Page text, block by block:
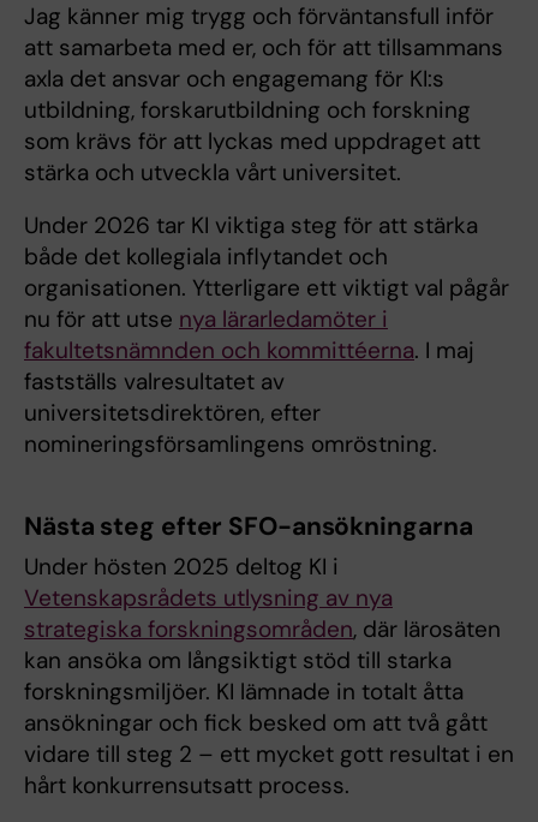
Jag känner mig trygg och förväntansfull inför
att samarbeta med er, och för att tillsammans
axla det ansvar och engagemang för KI:s
utbildning, forskarutbildning och forskning
som krävs för att lyckas med uppdraget att
stärka och utveckla vårt universitet.
Under 2026 tar KI viktiga steg för att stärka
både det kollegiala inflytandet och
organisationen. Ytterligare ett viktigt val pågår
nu för att utse nya lärarledamöter i
fakultetsnämnden och kommittéerna. I maj
fastställs valresultatet av
universitetsdirektören, efter
nomineringsförsamlingens omröstning.
Nästa steg efter SFO-ansökningarna
Under hösten 2025 deltog KI i
Vetenskapsrådets utlysning av nya
strategiska forskningsområden, där lärosäten
kan ansöka om långsiktigt stöd till starka
forskningsmiljöer. KI lämnade in totalt åtta
ansökningar och fick besked om att två gått
vidare till steg 2 – ett mycket gott resultat i en
hårt konkurrensutsatt process.